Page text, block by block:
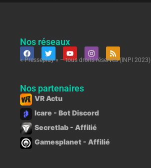
Nos réseaux
« Presseplay » – tous droits réservés (INPI 2023)
Nos partenaires
VR Actu
Icare - Bot Discord
Secretlab - Affilié
Gamesplanet - Affilié